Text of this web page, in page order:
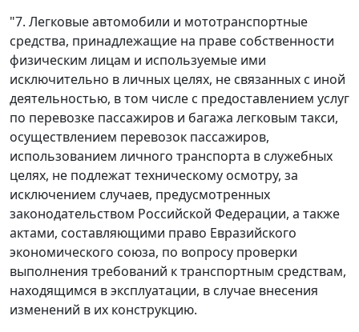
"7. Легковые автомобили и мототранспортные
средства, принадлежащие на праве собственности
физическим лицам и используемые ими
исключительно в личных целях, не связанных с иной
деятельностью, в том числе с предоставлением услуг
по перевозке пассажиров и багажа легковым такси,
осуществлением перевозок пассажиров,
использованием личного транспорта в служебных
целях, не подлежат техническому осмотру, за
исключением случаев, предусмотренных
законодательством Российской Федерации, а также
актами, составляющими право Евразийского
экономического союза, по вопросу проверки
выполнения требований к транспортным средствам,
находящимся в эксплуатации, в случае внесения
изменений в их конструкцию.